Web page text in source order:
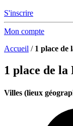
S'inscrire
Mon compte
Accueil / 1 place de
1 place de
Villes (lieux